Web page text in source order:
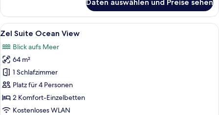
Junior
Suite
Ocean
with
Garden
Daten auswählen und Preise sehen
Alle
Fotos
für
Zel
Suite
Ocean
View
anzeigen
Ein Schlafzimmer mit einem großen
6
Zel Suite Ocean View
Blick aufs Meer
64 m²
1 Schlafzimmer
Platz für 4 Personen
2 Komfort-Einzelbetten
Kostenloses WLAN